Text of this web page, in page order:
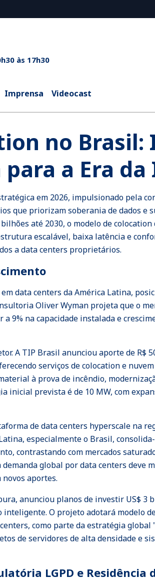
10h30 às 17h30
Imprensa Videocast
no
a Era da
em 2026, impulsionado pela
que priorizam soberania de dados e
até 2030, o modelo de
escalável, baixa latência e
a data centers proprietários.
data centers da América Latina,
Oliver Wyman projeta que o
9% na capacidade instalada e
A TIP Brasil anunciou aporte de R$
serviços de colocation e
à prova de incêndio,
inicial prevista é de 10 MW, com
de data centers hyperscale na
especialmente o Brasil,
contrastando com mercados
global por data centers deve
aportes.
anunciou planos de investir US$
O projeto adotará modelo
como parte da estratégia
de servidores de alta densidade e
LGPD e Residência